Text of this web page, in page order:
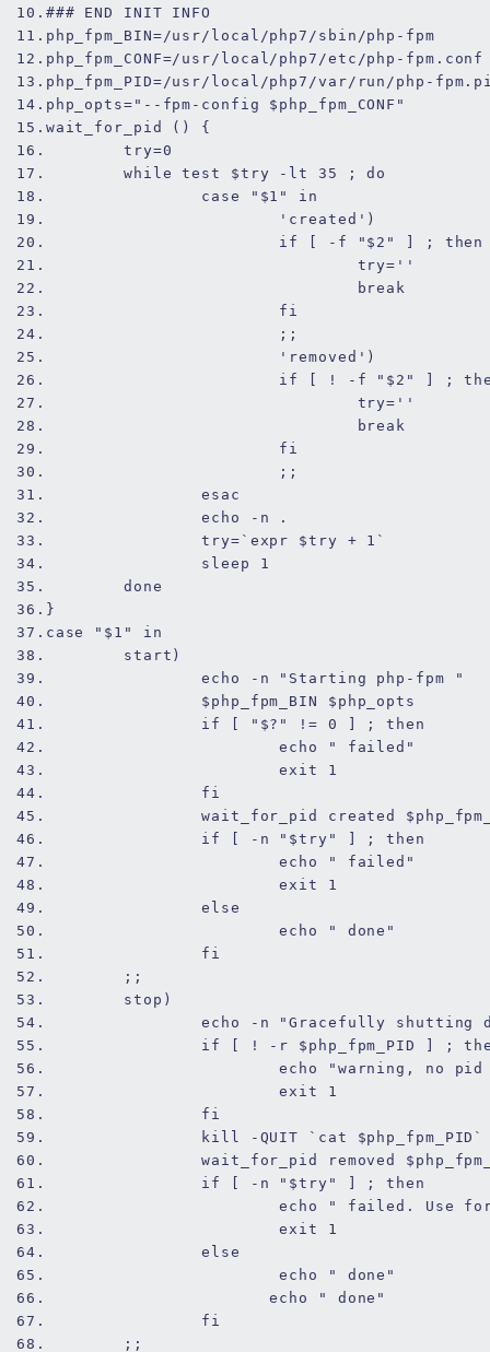
10. ### END INIT INFO
11. php_fpm_BIN=/usr/ local /php7/sbin/php-fpm
12. php_fpm_CONF=/usr/ local /php7/etc/php-fpm.conf
13. php_fpm_PID=/usr/ local /php7/var/run/php-
14. php_opts= "--fpm-config $php_fpm_CONF "
15. wait_for_pid
() {
16.
        try=
0
17.
while test $try -lt 35 ; do
18.
case " $1 "
in
19.
'created' )
20.
if -f " $2 " ] ; then
21.
                                try=
''
22.
break
23.
fi
24.
                        ;;
25.
'removed' )
26.
if [ ! -f " $2 " ] ;
27.
                                try=
''
28.
break
29.
fi
30.
                        ;;
31.
esac
32.
echo
-n .
33.
                try=`expr
$try + 1 `
34.
                sleep
1
35.
done
36. }
37. case " $1 "
in
38.
        start)
39.
echo -n
"Starting php-fpm "
40.
$php_fpm_BIN
$php_opts
41.
if "$?" != 0 ] ; then
42.
echo
" failed"
43.
exit
1
44.
fi
45.
wait for _pid created
46.
if [ -n " $try " ] ; then
47.
echo
" failed"
48.
exit
1
49.
else
50.
echo
" done"
51.
fi
52.
        ;;
53.
        stop)
54.
echo -n
"Gracefully shutting
55.
if [ ! -r $php_fpm_PID ] ;
56.
echo
"warning, no
57.
exit
1
58.
fi
59.
kill -QUIT `cat $php_fpm_PID `
60.
wait for _pid removed
61.
if [ -n " $try " ] ; then
62.
echo
" failed. Use
63.
exit
1
64.
else
65.
echo
" done"
66.
echo
" done"
67.
fi
68.
        ;;